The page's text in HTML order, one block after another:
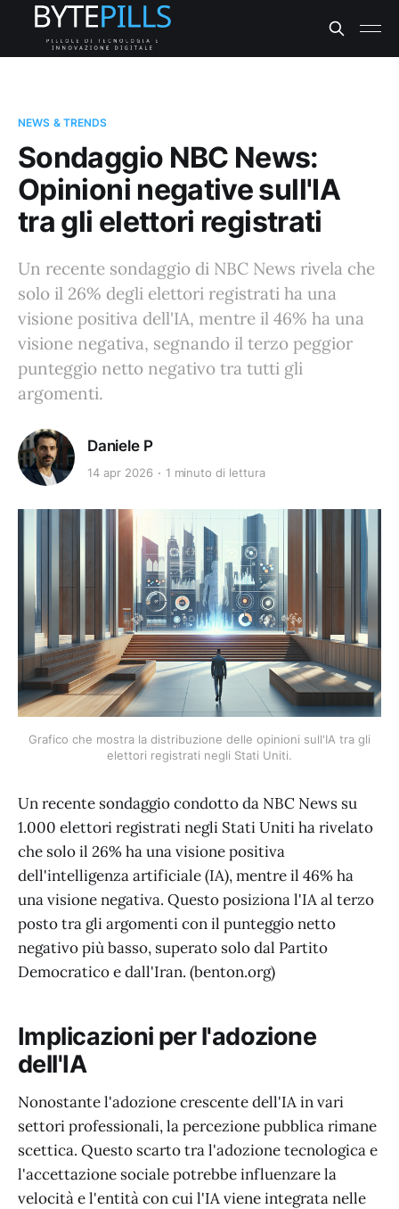
NEWS & TRENDS
Sondaggio NBC News:
Opinioni negative sull'IA
tra gli elettori registrati
Un recente sondaggio di NBC News rivela che
solo il 26% degli elettori registrati ha una
visione positiva dell'IA, mentre il 46% ha una
visione negativa, segnando il terzo peggior
punteggio netto negativo tra tutti gli
argomenti.
Daniele P
14 apr 2026 1 minuto di lettura
Grafico che mostra la distribuzione delle opinioni sull'IA tra gli
elettori registrati negli Stati Uniti.
Un recente sondaggio condotto da NBC News su
1.000 elettori registrati negli Stati Uniti ha rivelato
che solo il 26% ha una visione positiva
dell'intelligenza artificiale (IA), mentre il 46% ha
una visione negativa. Questo posiziona l'IA al terzo
posto tra gli argomenti con il punteggio netto
negativo più basso, superato solo dal Partito
Democratico e dall'Iran. (benton.org)
Implicazioni per l'adozione
dell'IA
Nonostante l'adozione crescente dell'IA in vari
settori professionali, la percezione pubblica rimane
scettica. Questo scarto tra l'adozione tecnologica e
l'accettazione sociale potrebbe influenzare la
velocità e l'entità con cui l'IA viene integrata nelle